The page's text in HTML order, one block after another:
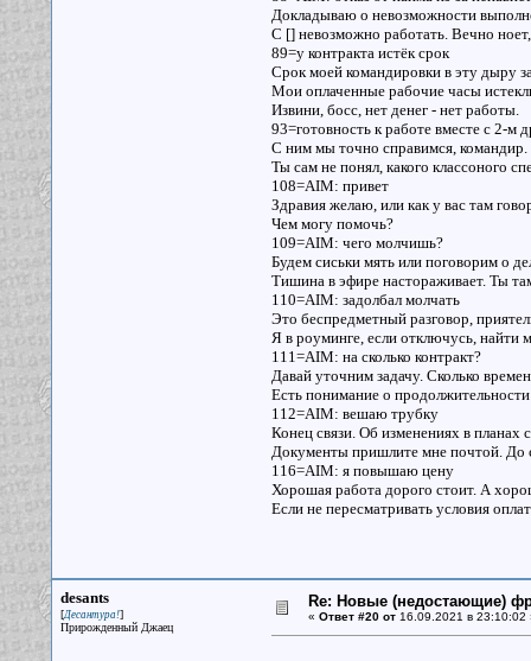
Докладываю о невозможности
С [] невозможно работать. Вечно
89=у контракта истёк срок
Срок моей командировки в эту дыру
Мои оплаченные рабочие часы
Извини, босс, нет денег - нет работы.
93=готовность к работе вместе с 2-м
С ним мы точно справимся, командир.
Ты сам не понял, какого классоного
108=AIM: привет
Здравия желаю, или как у вас там
Чем могу помочь?
109=AIM: чего молчишь?
Будем сиськи мять или поговорим о
Тишина в эфире настораживает. Ты
110=AIM: задолбал молчать
Это беспредметный разговор,
Я в роуминге, если отключусь, найти
111=AIM: на сколько контракт?
Давай уточним задачу. Сколько
Есть понимание о продолжительности
112=AIM: вешаю трубку
Конец связи. Об изменениях в планах
Документы пришлите мне почтой. До
116=AIM: я повышаю цену
Хорошая работа дорого стоит. А
Если не пересматривать условия
desants
[Десантура!]
Прирожденный Джаец
Re: Новые (недостающие)
« Ответ #20 от16.09.2021 в 23:10:02